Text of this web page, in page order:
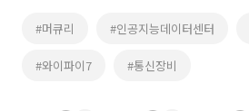
#머큐리 #인공지능데이터센터
#와이파이7 #통신장비